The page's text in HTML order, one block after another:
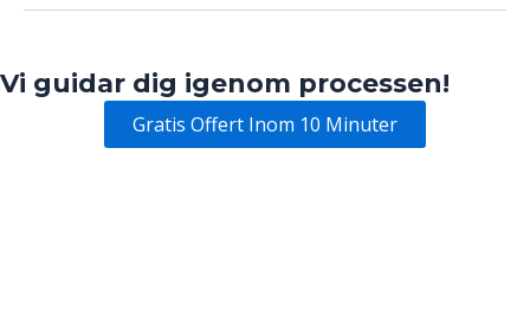
Vi guidar dig igenom processen!
Gratis Offert Inom 10 Minuter